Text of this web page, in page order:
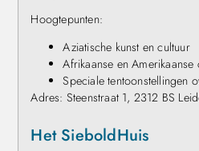
Hoogtepunten:
Aziatische kunst en cultuur
Afrikaanse en Amerikaanse
Speciale tentoonstellingen
Adres: Steenstraat 1, 2312 BS
Het SieboldHuis